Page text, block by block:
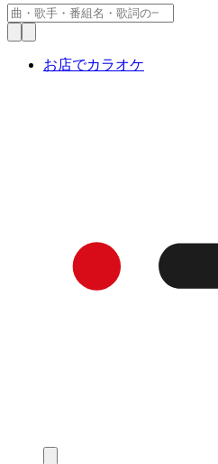
お店でカラオケ